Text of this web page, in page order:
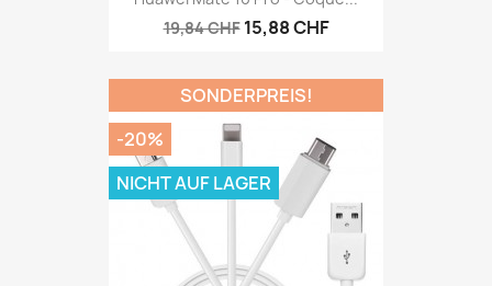
19,84 CHF 15,88 CHF
SONDERPREIS!
-20%
NICHT AUF LAGER